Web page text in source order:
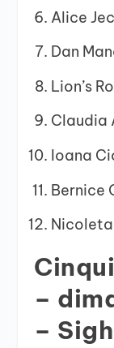
Alice
Dan
Lion’s
Claudia
Ioana
Bernice
–
–